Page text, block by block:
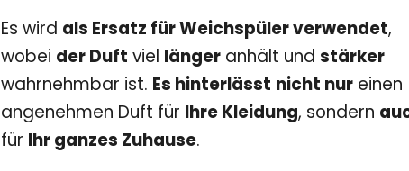
Es wird als Ersatz für Weichspüler verwendet,
wobei der Duft viel länger anhält und stärker
wahrnehmbar ist. Es hinterlässt nicht nur einen
angenehmen Duft für Ihre Kleidung, sondern
für Ihr ganzes Zuhause.